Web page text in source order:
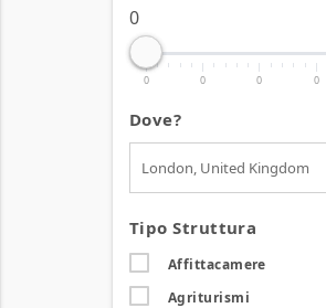
0
0 0 0 0
Dove?
Tipo Struttura
Affittacamere
Agriturismi